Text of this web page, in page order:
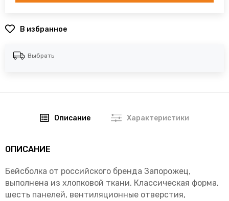
В избранное
Выбрать
Описание Характеристики
ОПИСАНИЕ
Бейсболка от российского бренда Запорожец,
выполнена из хлопковой ткани. Классическая форма,
шесть панелей, вентиляционные отверстия,